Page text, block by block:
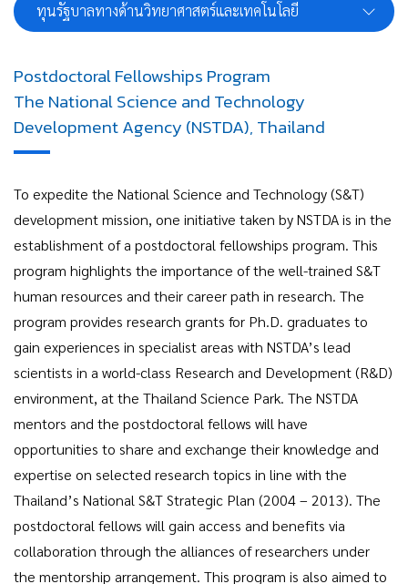
ทุนรัฐบาลทางด้านวิทยาศาสตร์และเทคโนโลยี
Postdoctoral Fellowships Program
The National Science and Technology
Development Agency (NSTDA), Thailand
To expedite the National Science and Technology (S&T)
development mission, one initiative taken by NSTDA is in the
establishment of a postdoctoral fellowships program. This
program highlights the importance of the well-trained S&T
human resources and their career path in research. The
program provides research grants for Ph.D. graduates to
gain experiences in specialist areas with NSTDA’s lead
scientists in a world-class Research and Development (R&D)
environment, at the Thailand Science Park. The NSTDA
mentors and the postdoctoral fellows will have
opportunities to share and exchange their knowledge and
expertise on selected research topics in line with the
Thailand’s National S&T Strategic Plan (2004 – 2013). The
postdoctoral fellows will gain access and benefits via
collaboration through the alliances of researchers under
the mentorship arrangement. This program is also aimed to